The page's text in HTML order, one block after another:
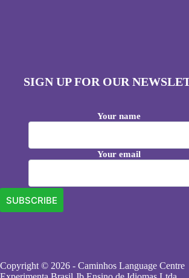
SIGN UP FOR OUR
Your name
Your email
Copyright © 2026 - Caminhos Language Centre